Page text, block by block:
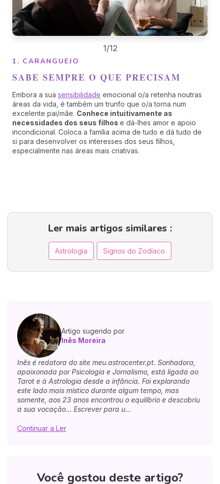
1. CARANGUEJO
SABE SEMPRE O QUE PRECISAM
Embora a sua sensibilidade emocional o/a retenha noutras
áreas da vida, é também um trunfo que o/a torna num
excelente pai/mãe. Conhece intuitivamente as
necessidades dos seus filhos e dá-lhes amor e apoio
incondicional. Coloca a família acima de tudo e dá tudo de
si para desenvolver os interesses dos seus filhos,
especialmente nas áreas mais criativas.
1/12
Ler mais artigos similares :
Astrologia Signos do Zodíaco
Artigo sugerido por
Inês Moreira
Inês é redatora do site meu.astrocenter.pt. Sonhadora,
apaixonada por Psicologia e Jornalismo, está ligada ao
Tarot e à Astrologia desde a infância. Foi explorando
este lado mais místico durante algum tempo, mas
somente, aos 23 anos encontrou o equilíbrio e descobriu
a sua vocação... Escrever para u...
Continuar a Ler
Você gostou deste artigo?